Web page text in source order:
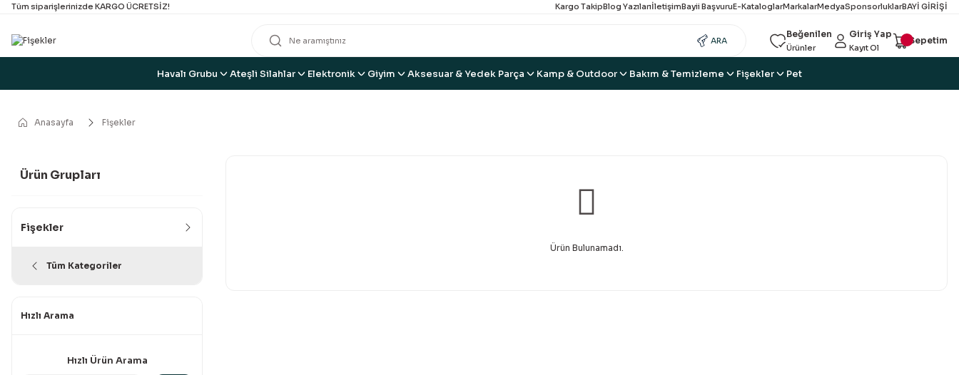
Tüm siparişlerinizde KARGO ÜCRETSİZ! Kargo TakipBlog YazılarıİletişimBayii BaşvuruE-KataloglarMarkalarMedyaSponsorluklarBAYİ GİRİŞİ
ARA
Beğenilen
Ürünler
Giriş Yap
Kayıt Ol
Sepetim
Havalı Grubu Ateşli Silahlar Elektronik Giyim Aksesuar & Yedek Parça Kamp & Outdoor Bakım & Temizleme Fişekler Pet
Anasayfa Fişekler
Ürün Grupları
Fişekler
Tüm Kategoriler
Hızlı Arama
Hızlı Ürün Arama
Ürün Bulunamadı.